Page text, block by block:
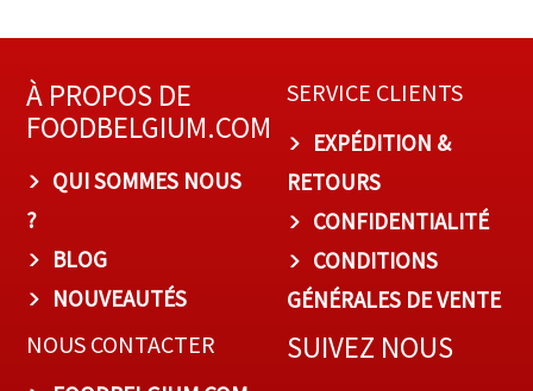
À PROPOS DE
FOODBELGIUM.COM
QUI SOMMES NOUS
?
BLOG
NOUVEAUTÉS
SERVICE CLIENTS
EXPÉDITION &
RETOURS
CONFIDENTIALITÉ
CONDITIONS
GÉNÉRALES DE VENTE
NOUS CONTACTER SUIVEZ NOUS